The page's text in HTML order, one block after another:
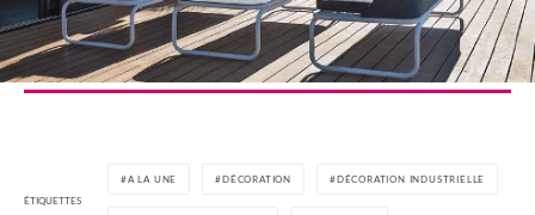
ÉTIQUETTES
A LA UNE DÉCORATION DÉCORATION INDUSTRIELLE